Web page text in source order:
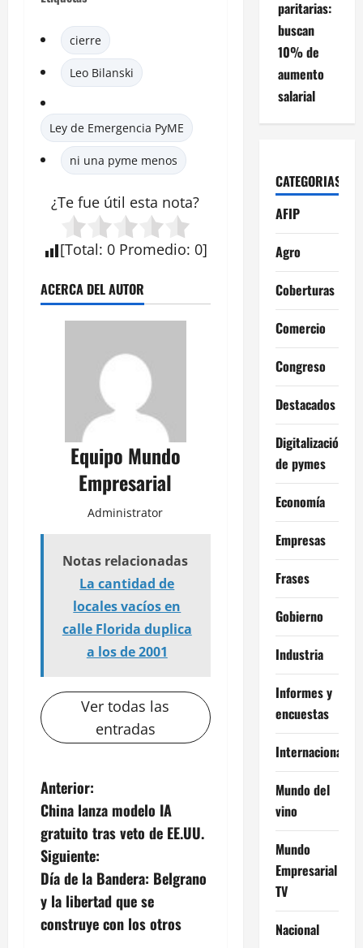
cierre
Leo Bilanski
Ley de Emergencia PyME
ni una pyme menos
¿Te fue útil esta nota?
[Total: 0 Promedio: 0]
ACERCA DEL AUTOR
Equipo Mundo
Empresarial
Administrator
Notas relacionadas
La cantidad de
locales vacíos en
calle Florida duplica
a los de 2001
Ver todas las
entradas
N
a
v
e
g
Anterior:
China lanza modelo IA
gratuito tras veto de EE.UU.
Siguiente:
Día de la Bandera: Belgrano
y la libertad que se
construye con los otros
paritarias:
buscan
10% de
aumento
salarial
CATEGORIAS
AFIP
Agro
Coberturas
Comercio
Congreso
Destacados
Digitalización
de pymes
Economía
Empresas
Frases
Gobierno
Industria
Informes y
encuestas
Internacional
Mundo del
vino
Mundo
Empresarial
TV
Nacional